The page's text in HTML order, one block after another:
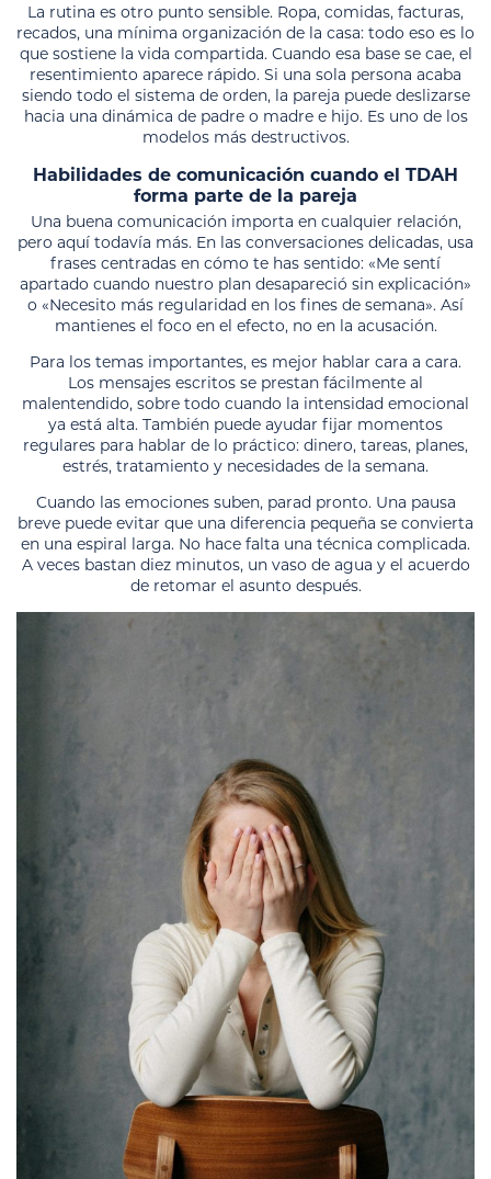
La rutina es otro punto sensible. Ropa, comidas, facturas,
recados, una mínima organización de la casa: todo eso es lo
que sostiene la vida compartida. Cuando esa base se cae, el
resentimiento aparece rápido. Si una sola persona acaba
siendo todo el sistema de orden, la pareja puede deslizarse
hacia una dinámica de padre o madre e hijo. Es uno de los
modelos más destructivos.
Habilidades de comunicación cuando el TDAH
forma parte de la pareja
Una buena comunicación importa en cualquier relación,
pero aquí todavía más. En las conversaciones delicadas, usa
frases centradas en cómo te has sentido: «Me sentí
apartado cuando nuestro plan desapareció sin explicación»
o «Necesito más regularidad en los fines de semana». Así
mantienes el foco en el efecto, no en la acusación.
Para los temas importantes, es mejor hablar cara a cara.
Los mensajes escritos se prestan fácilmente al
malentendido, sobre todo cuando la intensidad emocional
ya está alta. También puede ayudar fijar momentos
regulares para hablar de lo práctico: dinero, tareas, planes,
estrés, tratamiento y necesidades de la semana.
Cuando las emociones suben, parad pronto. Una pausa
breve puede evitar que una diferencia pequeña se convierta
en una espiral larga. No hace falta una técnica complicada.
A veces bastan diez minutos, un vaso de agua y el acuerdo
de retomar el asunto después.